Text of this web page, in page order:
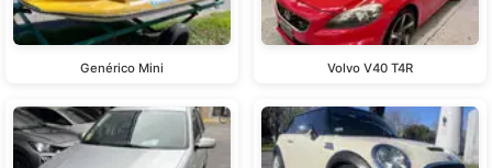
Genérico Mini Volvo V40 T4R